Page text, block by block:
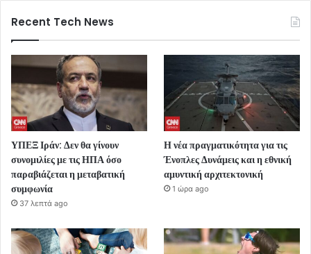
Recent Tech News
ΥΠΕΞ Ιράν: Δεν θα γίνουν
συνομιλίες με τις ΗΠΑ όσο
παραβιάζεται η μεταβατική
συμφωνία
37 λεπτά ago
Η νέα πραγματικότητα για τις
Ένοπλες Δυνάμεις και η εθνική
αμυντική αρχιτεκτονική
1 ώρα ago